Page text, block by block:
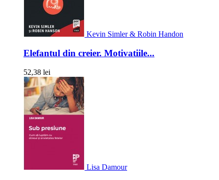
Kevin Simler & Robin Handon
Elefantul din creier. Motivatiile...
52,38 lei
Lisa Damour